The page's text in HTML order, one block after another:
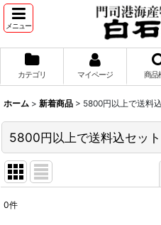
メニュー
カテゴリ マイページ 商品
ホーム > 新着商品 > 5800円以上で送料
5800円以上で送料込セット
0件